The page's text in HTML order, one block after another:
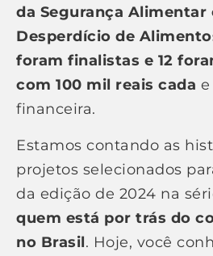
da Segurança Alimentar
Desperdício de
foram finalistas e 12
com 100 mil reais cada
financeira.
Estamos contando as
projetos selecionados
da edição de 2024 na
quem está por trás do
no Brasil. Hoje, você